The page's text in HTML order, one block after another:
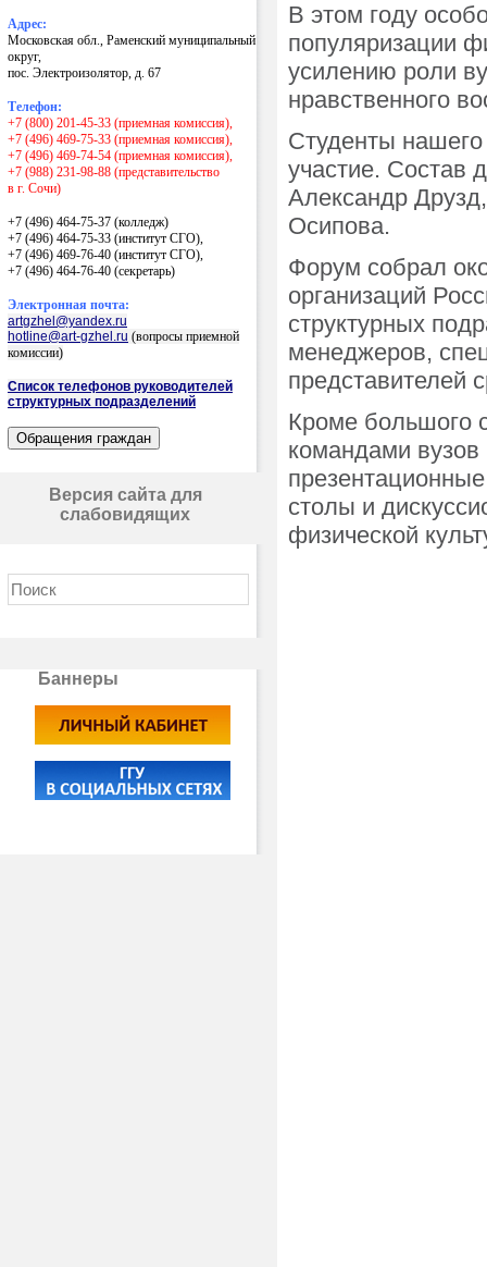
Адрес:
Московская обл., Раменский муниципальный
округ,
пос. Электроизолятор, д. 67
Телефон:
+7 (800) 201-45-33 (приемная комиссия),
+7 (496) 469-75-33 (приемная комиссия),
+7 (496) 469-74-54 (приемная комиссия),
+7 (988) 231-98-88 (представительство
в г. Сочи)
+7 (496) 464-75-37 (колледж)
+7 (496) 464-75-33 (институт СГО),
+7 (496) 469-76-40 (институт СГО),
+7 (496) 464-76-40 (секретарь)
Электронная почта:
artgzhel@yandex.ru
hotline@art-gzhel.ru (вопросы приемной
комиссии)
Список телефонов руководителей
структурных подразделений
Версия сайта для
слабовидящих
Баннеры
В этом году
популяризации
усилению роли
нравственного
Студенты
участие. Состав
Александр
Осипова.
Форум собрал
организаций
структурных
менеджеров,
представителей
Кроме большого
командами
столы и
физической